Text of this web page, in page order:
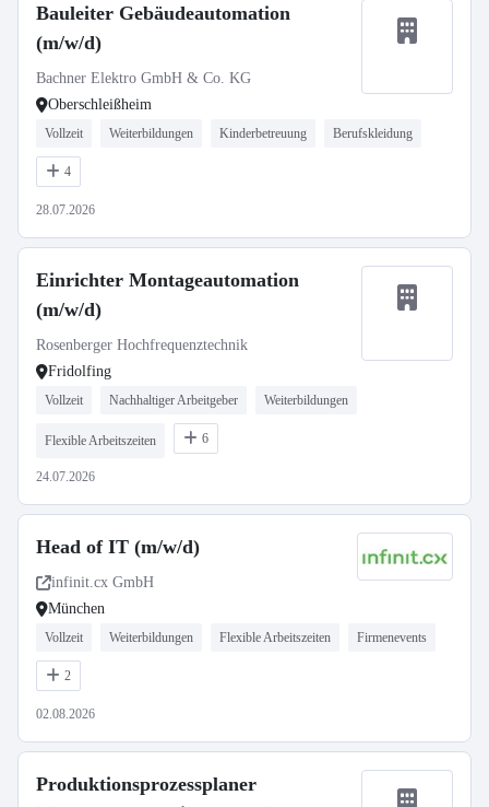
Bauleiter Gebäudeautomation
(m/w/d)
Bachner Elektro GmbH & Co. KG
Oberschleißheim
Vollzeit Weiterbildungen Kinderbetreuung Berufskleidung
4
28.07.2026
Einrichter Montageautomation
(m/w/d)
Rosenberger Hochfrequenztechnik
Fridolfing
Vollzeit Nachhaltiger Arbeitgeber Weiterbildungen
Flexible Arbeitszeiten 6
24.07.2026
Head of IT (m/w/d)
infinit.cx GmbH
München
Vollzeit Weiterbildungen Flexible Arbeitszeiten Firmenevents
2
02.08.2026
Produktionsprozessplaner